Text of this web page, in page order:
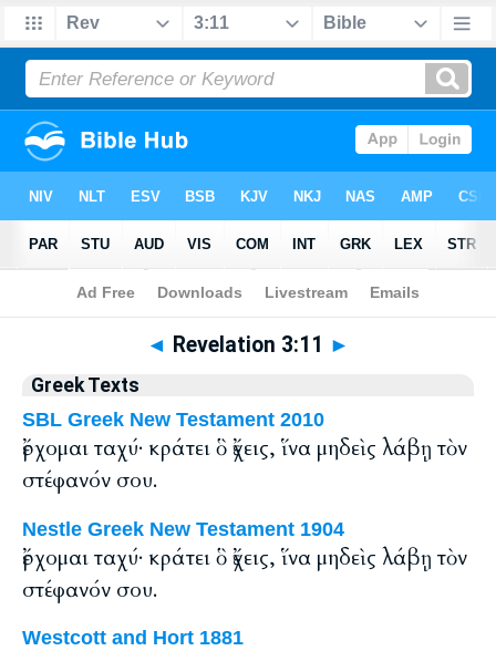
Bible> Greek> Revelation 3:11
◄ Revelation 3:11 ►
Greek Texts
SBL Greek New Testament 2010
ἔρχομαι ταχύ· κράτει ὃ ἔχεις, ἵνα μηδεὶς λάβῃ τὸν
στέφανόν σου.
Nestle Greek New Testament 1904
ἔρχομαι ταχύ· κράτει ὃ ἔχεις, ἵνα μηδεὶς λάβῃ τὸν
στέφανόν σου.
Westcott and Hort 1881